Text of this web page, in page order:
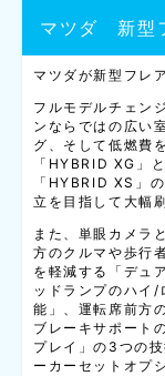
マツダ 新型
マツダが新型フレ
フルモデルチェン
ンならではの広い
グ、そして低燃費
「HYBRID XG」
「HYBRID XS」
立を目指して大幅
また、単眼カメラ
方のクルマや歩行
を軽減する「デュ
ッドランプのハイ/
能」、運転席前方
ブレーキサポート
プレイ」の3つの
ーカーセットオプ